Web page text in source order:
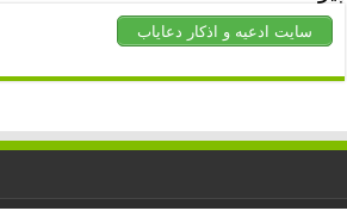
سایت ادعیه و اذکار دعایاب